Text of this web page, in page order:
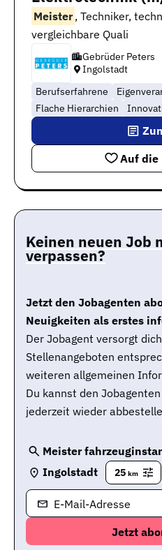
Meister , Techniker,
vergleichbare Quali
Gebrüder Peters
Ingolstadt
Berufserfahrene
Flache Hierarchien
Auf die
Keinen neuen Job
verpassen?
Jetzt den Jobagenten
Neuigkeiten als erstes
Der Jobagent versorgt
Stellenangeboten
weiteren allgemeinen
Du kannst den
jederzeit wieder
Meister
Ingolstadt
25 km
E-Mail-Adresse